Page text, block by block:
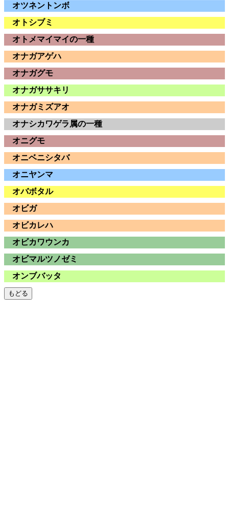
オツネントンボ
オトシブミ
オトメマイマイの一種
オナガアゲハ
オナガグモ
オナガササキリ
オナガミズアオ
オナシカワゲラ属の一種
オニグモ
オニベニシタバ
オニヤンマ
オバボタル
オビガ
オビカレハ
オビカワウンカ
オビマルツノゼミ
オンブバッタ